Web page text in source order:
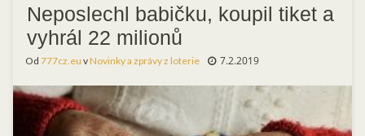
Neposlechl babičku, koupil tiket a
vyhrál 22 milionů
Od 777cz.eu vNovinky a zprávy z loterie 7.2.2019